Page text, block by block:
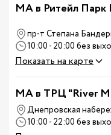
МА в Ритейл Парк
пр-т Степана
10:00 - 20:00 без
Показать на карте
MA в ТРЦ "River
Днепровская
10:00 - 22:00 без